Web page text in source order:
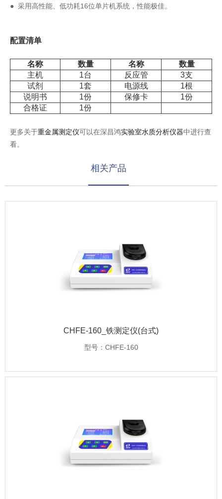
● 采用高性能、低功耗16位单片机系统，性能极佳。
配置清单
名称 数量 名称
数量
主机
1台 反应管
3支
试剂
1套 电源线
1根
说明书
1份 保修卡
1份
合格证
1份
更多关于重金属测定仪可以在深昌鸿实验室水质分析仪器中进行查
看。
相关产品
CHFE-160_铁测定仪(台式)
型号：CHFE-160